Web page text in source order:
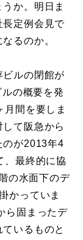
か。明日ま
長定例会見で
るのか。
ルの閉館が
の概要を発
間を要しま
て阪急から
のが2013年4
、最終的に協
の水面下のデ
かっていま
ら固まったデ
いるものと